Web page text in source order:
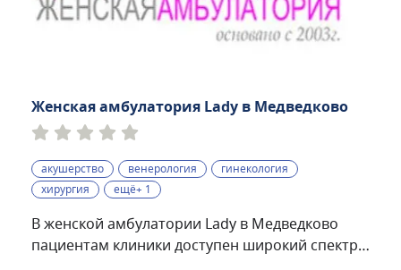
Женская амбулатория Lady в Медведково
акушерство венерология
гинекология
хирургия
ещё+ 1
В женской амбулатории Lady в Медведково
пациентам клиники доступен широкий спектр